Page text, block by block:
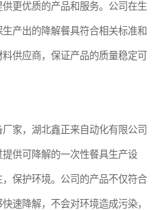
更优质的产品和服务。公司在生
产出的降解餐具符合相关标准和
供应商，保证产品的质量稳定可
家，湖北鑫正来自动化有限公司
供可降解的一次性餐具生产设
保护环境。公司的产品不仅符合
速降解，不会对环境造成污染，